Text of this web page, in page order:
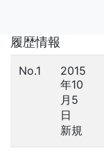
履歴情報
No.1
2015
年10
月5
日
新規